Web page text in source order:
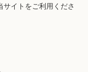
イトをご利用くださ